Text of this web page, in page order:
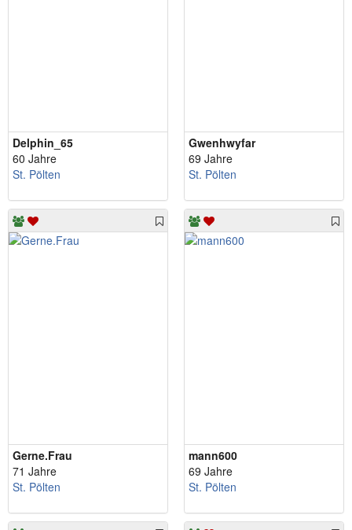
Delphin_65
60 Jahre
St. Pölten
Gwenhwyfar
69 Jahre
St. Pölten
Gerne.Frau
71 Jahre
St. Pölten
mann600
69 Jahre
St. Pölten